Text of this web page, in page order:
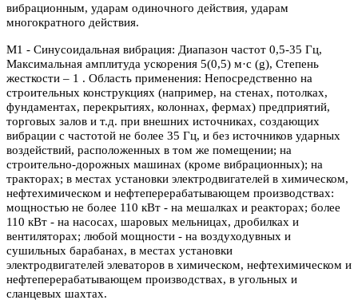
вибрационным, ударам одиночного действия, ударам
многократного действия.
М1 - Синусоидальная вибрация: Диапазон частот 0,5-35 Гц,
Максимальная амплитуда ускорения 5(0,5) м·с (g), Степень
жесткости – 1 . Область применения: Непосредственно на
строительных конструкциях (например, на стенах, потолках,
фундаментах, перекрытиях, колоннах, фермах) предприятий,
торговых залов и т.д. при внешних источниках, создающих
вибрации с частотой не более 35 Гц, и без источников ударных
воздействий, расположенных в том же помещении; на
строительно-дорожных машинах (кроме вибрационных); на
тракторах; в местах установки электродвигателей в химическом,
нефтехимическом и нефтеперерабатывающем производствах:
мощностью не более 110 кВт - на мешалках и реакторах; более
110 кВт - на насосах, шаровых мельницах, дробилках и
вентиляторах; любой мощности - на воздуходувных и
сушильных барабанах, в местах установки
электродвигателей элеваторов в химическом, нефтехимическом и
нефтеперерабатывающем производствах, в угольных и
сланцевых шахтах.